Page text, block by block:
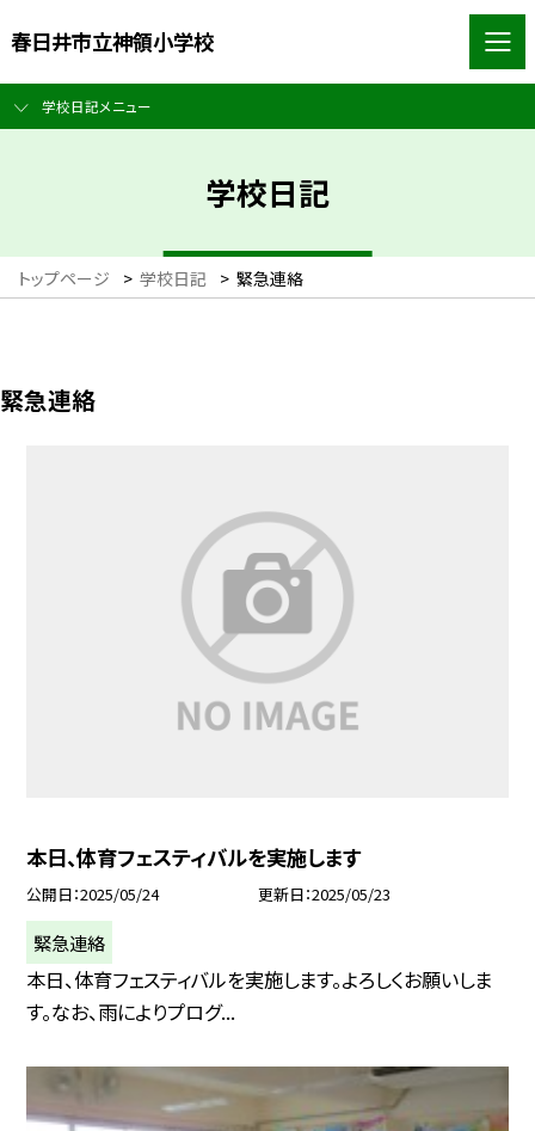
春日井市立神領小学校
学校日記メニュー
学校日記
トップページ > 学校日記 > 緊急連絡
緊急連絡
本日、体育フェスティバルを実施します
公開日 2025/05/24 更新日 2025/05/23
緊急連絡
本日、体育フェスティバルを実施します。よろしくお願いしま
す。なお、雨によりプログ...